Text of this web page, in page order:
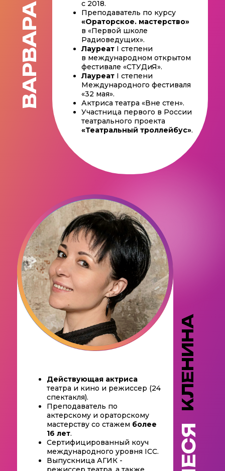
с 2018.
Преподаватель по курсу
«Ораторское. мастерство»
в «Первой школе
Радиоведущих».
Лауреат I степени
в международном открытом
фестивале «СТУДиЯ».
Лауреат I степени
Международного фестиваля
«32 мая».
Актриса театра «Вне стен».
Участница первого в России
театрального проекта
«Театральный троллейбус».
ВАРВАРА
КЛЕНИНА
ЛЕСЯ
Действующая актриса
театра и кино и режиссер (24
спектакля).
Преподаватель по
актерскому и ораторскому
мастерству со стажем более
16 лет.
Сертифицированный коуч
международного уровня ICC.
Выпускница АГИК -